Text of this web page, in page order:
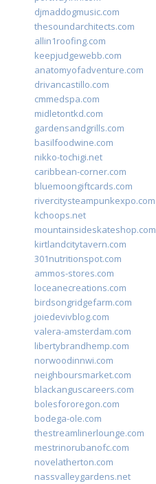
djmaddogmusic.com
thesoundarchitects.com
allin1roofing.com
keepjudgewebb.com
anatomyofadventure.com
drivancastillo.com
cmmedspa.com
midletontkd.com
gardensandgrills.com
basilfoodwine.com
nikko-tochigi.net
caribbean-corner.com
bluemoongiftcards.com
rivercitysteampunkexpo.com
kchoops.net
mountainsideskateshop.com
kirtlandcitytavern.com
301nutritionspot.com
ammos-stores.com
loceanecreations.com
birdsongridgefarm.com
joiedevivblog.com
valera-amsterdam.com
libertybrandhemp.com
norwoodinnwi.com
neighboursmarket.com
blackanguscareers.com
bolesfororegon.com
bodega-ole.com
thestreamlinerlounge.com
mestrinorubanofc.com
novelatherton.com
nassvalleygardens.net